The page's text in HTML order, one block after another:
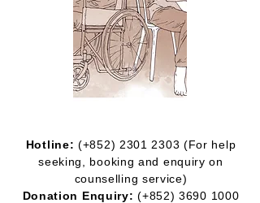
Hotline: (+852) 2301 2303 (For help
seeking, booking and enquiry on
counselling service)
Donation Enquiry: (+852)3690 1000